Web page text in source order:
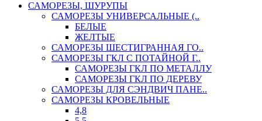
САМОРЕЗЫ, ШУРУПЫ
САМОРЕЗЫ УНИВЕРСАЛЬНЫЕ (..
БЕЛЫЕ
ЖЕЛТЫЕ
САМОРЕЗЫ ШЕСТИГРАННАЯ ГО..
САМОРЕЗЫ ГКЛ С ПОТАЙНОЙ Г..
САМОРЕЗЫ ГКЛ ПО МЕТАЛЛУ
САМОРЕЗЫ ГКЛ ПО ДЕРЕВУ
САМОРЕЗЫ ДЛЯ СЭНДВИЧ ПАНЕ..
САМОРЕЗЫ КРОВЕЛЬНЫЕ
4,8